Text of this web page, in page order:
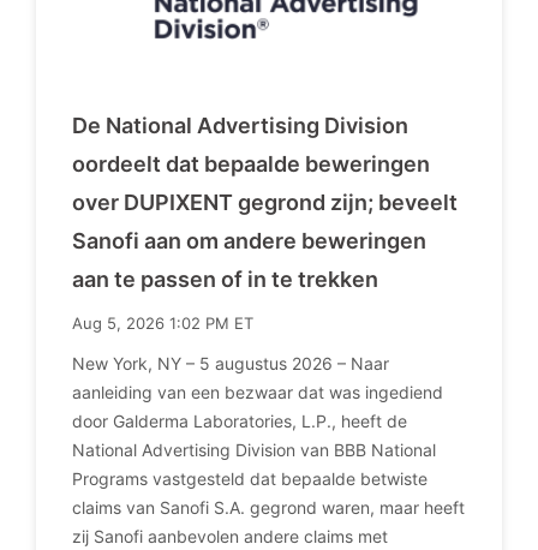
De National Advertising Division
oordeelt dat bepaalde beweringen
over DUPIXENT gegrond zijn; beveelt
Sanofi aan om andere beweringen
aan te passen of in te trekken
Aug 5, 2026 1:02 PM ET
New York, NY – 5 augustus 2026 – Naar
aanleiding van een bezwaar dat was ingediend
door Galderma Laboratories, L.P., heeft de
National Advertising Division van BBB National
Programs vastgesteld dat bepaalde betwiste
claims van Sanofi S.A. gegrond waren, maar heeft
zij Sanofi aanbevolen andere claims met